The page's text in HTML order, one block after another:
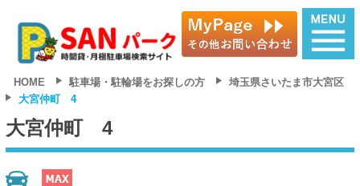
HOME 駐車場・駐輪場をお探しの方
埼玉県さいたま市大宮区
大宮仲町 4
大宮仲町 4